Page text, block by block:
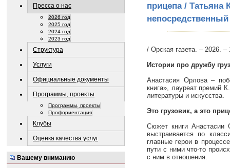
Пресса о нас
2026 год
2025 год
2024 год
2023 год
Структура
Услуги
Официальные документы
Программы, проекты
Программы, проекты
Профориентация
Клубы
Оценка качества услуг
Вашему вниманию
прицепа / Татьяна
/ Орская газета. – 2026.
Истории про дружбу
Анастасия Орлова –
книга», лауреат премий
литературы и искусства.
Это грузовик, а это
Сюжет книги Анастасии
выстраивается по
главные герои в
пути с ними что-то
с ним в отношения.